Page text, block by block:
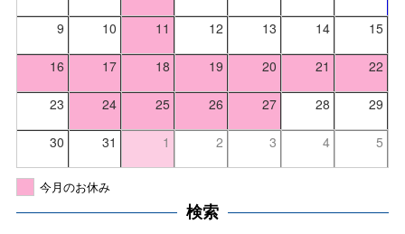
9 10 11 12 13 14 15
16 17 18 19 20 21 22
23 24 25 26 27 28 29
30 31 1 2 3 4 5
今月のお休み
検索